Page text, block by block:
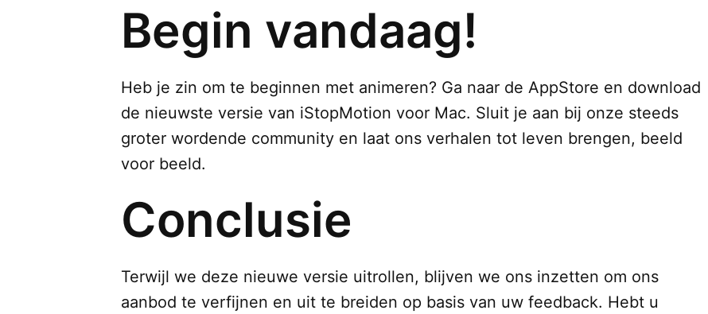
Begin vandaag!
Heb je zin om te beginnen met animeren? Ga naar de AppStore en download
de nieuwste versie van iStopMotion voor Mac. Sluit je aan bij onze steeds
groter wordende community en laat ons verhalen tot leven brengen, beeld
voor beeld.
Conclusie
Terwijl we deze nieuwe versie uitrollen, blijven we ons inzetten om ons
aanbod te verfijnen en uit te breiden op basis van uw feedback. Hebt u